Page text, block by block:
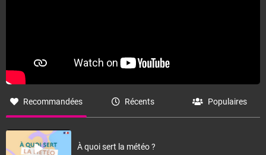
Recommandées Récents Populaires
À quoi sert la météo ?